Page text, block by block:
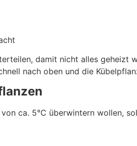
damit nicht alles
nach oben und die
ca. 5°C überwintern wollen,